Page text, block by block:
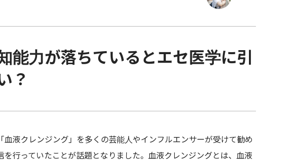
能力が落ちているとエセ医学に引
？
液クレンジング」を多くの芸能人やインフルエンサーが受けて勧め
を行っていたことが話題となりました。血液クレンジングとは、血液